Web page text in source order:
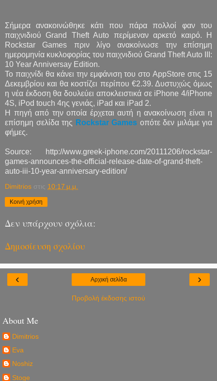
Σήμερα ανακοινώθηκε κάτι που πάρα πολλοί φαν του
παιχνιδιού Grand Theft Auto περίμεναν αρκετό καιρό. Η
Rockstar Games πριν λίγο ανακοίνωσε την επίσημη
ημερομηνία κυκλοφορίας του παιχνιδιού Grand Theft Auto III:
10 Year Anniversay Edition.
Το παιχνίδι θα κάνει την εμφάνιση του στο AppStore στις 15
Δεκεμβρίου και θα κοστίζει περίπου €2.39. Δυστυχώς όμως
η νέα έκδοση θα δουλεύει αποκλειστικά σε iPhone 4/iPhone
4S, iPod touch 4ης γενιάς, iPad και iPad 2.
H πηγή από την οποία έρχεται αυτή η ανακοίνωση είναι η
επίσημη σελίδα της Rockstar Games οπότε δεν μιλάμε για
φήμες.
Source: http://www.greek-iphone.com/20111206/rockstar-
games-announces-the-official-release-date-of-grand-theft-
auto-iii-10-year-anniversary-edition/
Dimitrios στις 10:17 μ.μ.
Κοινή χρήση
Δεν υπάρχουν σχόλια:
Δημοσίευση σχολίου
‹ ›
Αρχική σελίδα
Προβολή έκδοσης ιστού
About Me
Dimitrios
Eva
Noshiz
Stoge